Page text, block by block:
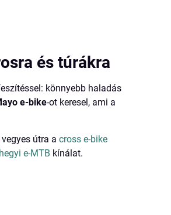
és túrákra
könnyebb haladás
e-bike-ot keresel, ami a
vegyes útra across e-bike
hegyi e-MTB kínálat.